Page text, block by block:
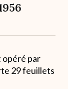
opéré par
29 feuillets